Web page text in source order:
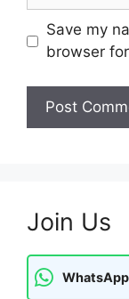
Save my
browser
Join Us